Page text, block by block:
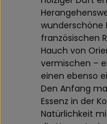
wunderschöne
französischen
Hauch von
vermischen –
einen ebenso
Den Anfang
Essenz in der
Natürlichkeit